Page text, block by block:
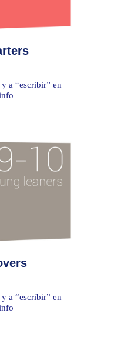
a “escribir” en
a “escribir” en